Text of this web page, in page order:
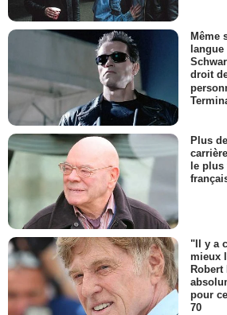
Même
droit
Plus
le
"Il y a
mieux
pour
70